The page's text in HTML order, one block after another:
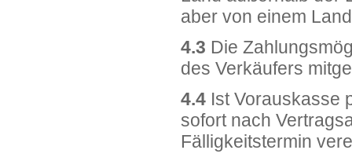
aber von einem
4.3 Die
des Verkäufers
4.4 Ist Vorauskasse
sofort nach
Fälligkeitstermin